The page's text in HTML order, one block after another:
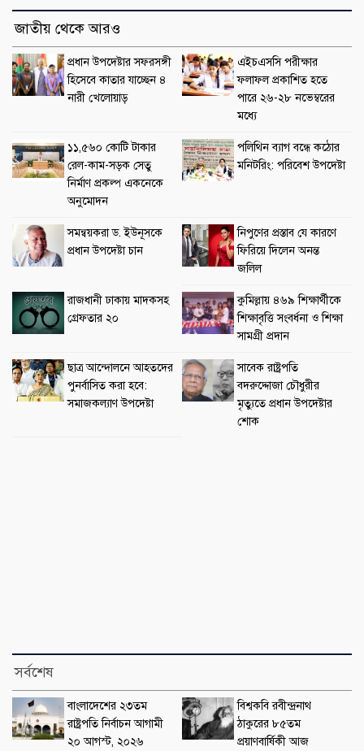
জাতীয় থেকে আরও
প্রধান উপদেষ্টার সফরসঙ্গী
হিসেবে কাতার যাচ্ছেন ৪
নারী খেলোয়াড়
এইচএসসি পরীক্ষার
ফলাফল প্রকাশিত হতে
পারে ২৬-২৮ নভেম্বরের
মধ্যে
১১,৫৬০ কোটি টাকার
রেল-কাম-সড়ক সেতু
নির্মাণ প্রকল্প একনেকে
অনুমোদন
পলিথিন ব্যাগ বন্ধে কঠোর
মনিটরিং: পরিবেশ উপদেষ্টা
সমন্বয়করা ড. ইউনূসকে
প্রধান উপদেষ্টা চান
নিপুণের প্রস্তাব যে কারণে
ফিরিয়ে দিলেন অনন্ত
জলিল
রাজধানী ঢাকায় মাদকসহ
গ্রেফতার ২০
কুমিল্লায় ৪৬৯ শিক্ষার্থীকে
শিক্ষাবৃত্তি সংবর্ধনা ও শিক্ষা
সামগ্রী প্রদান
ছাত্র আন্দোলনে আহতদের
পুনর্বাসিত করা হবে:
সমাজকল্যাণ উপদেষ্টা
সাবেক রাষ্ট্রপতি
বদরুদ্দোজা চৌধুরীর
মৃত্যুতে প্রধান উপদেষ্টার
শোক
সর্বশেষ
বাংলাদেশের ২৩তম
রাষ্ট্রপতি নির্বাচন আগামী
২০ আগস্ট, ২০২৬
বিশ্বকবি রবীন্দ্রনাথ
ঠাকুরের ৮৫তম
প্রয়াণবার্ষিকী আজ